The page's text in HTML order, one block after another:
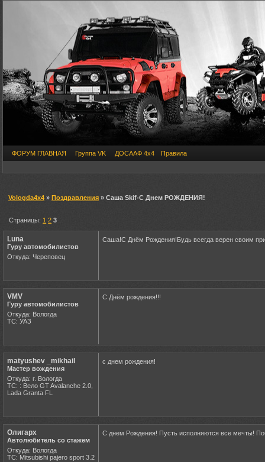
ФОРУМ ГЛАВНАЯ Группа VK ДОСААФ 4х4 Правила
Vologda4x4 » Поздравления » Саша Skif-С Днем РОЖДЕНИЯ!
Страницы: 1 2 3
Luna
Гуру автомобилистов
Откуда: Череповец
Саша!С Днëм Рождения!Будь всегда верен своим
VMV
Гуру автомобилистов
Откуда: Вологда
ТС: УАЗ
С Днём рождения!!!
matyushev _mikhail
Мастер вождения
Откуда: г. Вологда
ТС: : Вело GT Avalanche 2.0,
Lada Granta FL
с днем рождения!
Олигарх
Автолюбитель со стажем
Откуда: Вологда
ТС: Mitsubishi pajero sport 3.2
С днем Рождения! Пусть исполняются все мечты!